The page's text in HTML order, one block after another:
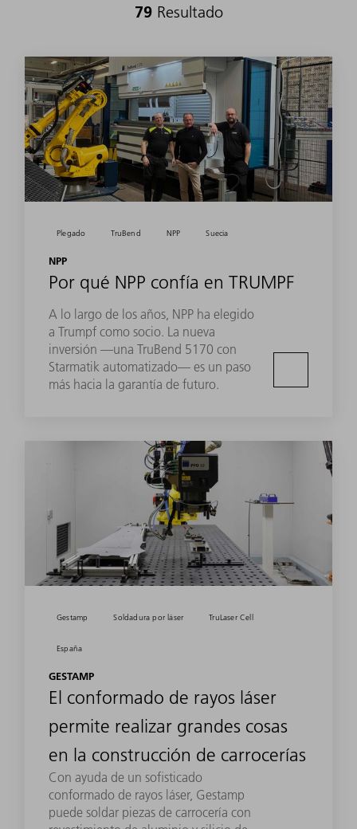
79 Resultado
Plegado TruBend NPP Suecia
NPP
Por qué NPP confía en TRUMPF
A lo largo de los años, NPP ha elegido
a Trumpf como socio. La nueva
inversión —una TruBend 5170 con
Starmatik automatizado— es un paso
más hacia la garantía de futuro.
Gestamp Soldadura por láser TruLaser Cell
España
GESTAMP
El conformado de rayos láser
permite realizar grandes cosas
en la construcción de carrocerías
Con ayuda de un sofisticado
conformado de rayos láser, Gestamp
puede soldar piezas de carrocería con